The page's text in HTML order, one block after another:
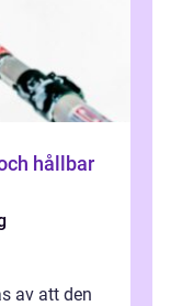
hållbar
av att den